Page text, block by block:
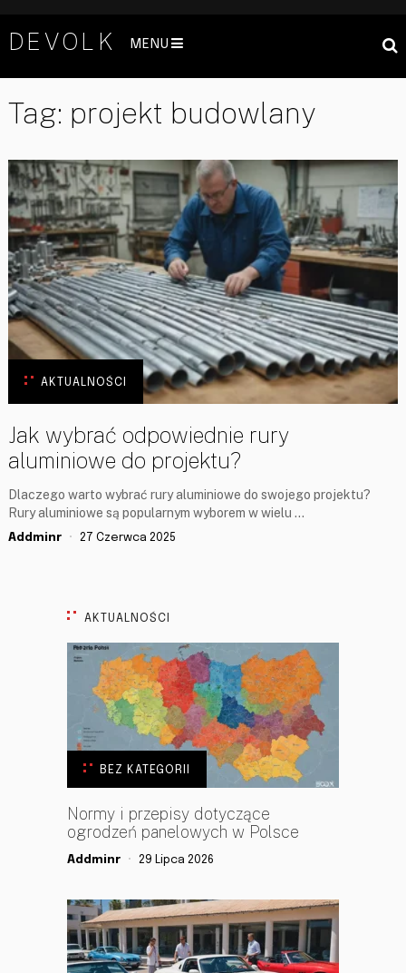
DEVOLK MENU
Tag: projekt budowlany
AKTUALNOŚCI
Jak wybrać odpowiednie rury
aluminiowe do projektu?
Dlaczego warto wybrać rury aluminiowe do swojego projektu?
Rury aluminiowe są popularnym wyborem w wielu …
Addminr 27 Czerwca 2025
AKTUALNOŚCI
BEZ KATEGORII
Normy i przepisy dotyczące
ogrodzeń panelowych w Polsce
Addminr 29 Lipca 2026